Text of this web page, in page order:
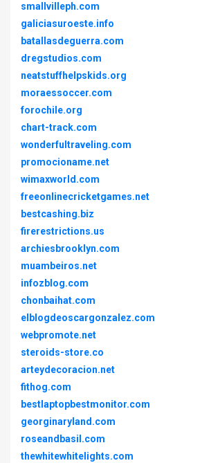
smallvilleph.com
galiciasuroeste.info
batallasdeguerra.com
dregstudios.com
neatstuffhelpskids.org
moraessoccer.com
forochile.org
chart-track.com
wonderfultraveling.com
promocioname.net
wimaxworld.com
freeonlinecricketgames.net
bestcashing.biz
firerestrictions.us
archiesbrooklyn.com
muambeiros.net
infozblog.com
chonbaihat.com
elblogdeoscargonzalez.com
webpromote.net
steroids-store.co
arteydecoracion.net
fithog.com
bestlaptopbestmonitor.com
georginaryland.com
roseandbasil.com
thewhitewhitelights.com